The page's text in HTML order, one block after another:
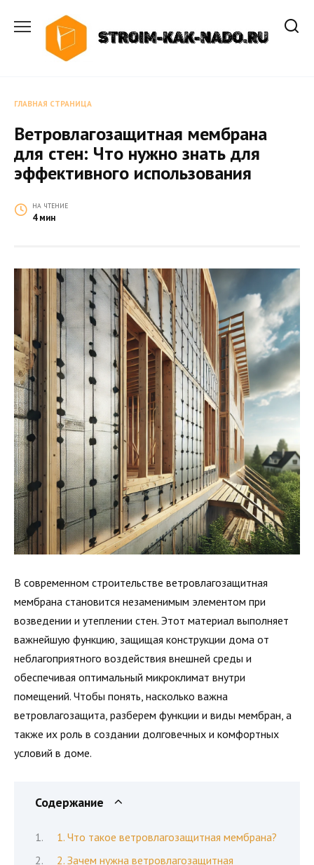
содержанию
ГЛАВНАЯ СТРАНИЦА
Ветровлагозащитная мембрана
для стен: Что нужно знать для
эффективного использования
НА ЧТЕНИЕ
4 мин
В современном строительстве ветровлагозащитная
мембрана становится незаменимым элементом при
возведении и утеплении стен. Этот материал выполняет
важнейшую функцию, защищая конструкции дома от
неблагоприятного воздействия внешней среды и
обеспечивая оптимальный микроклимат внутри
помещений. Чтобы понять, насколько важна
ветровлагозащита, разберем функции и виды мембран, а
также их роль в создании долговечных и комфортных
условий в доме.
Содержание
1. Что такое ветровлагозащитная мембрана?
2. Зачем нужна ветровлагозащитная